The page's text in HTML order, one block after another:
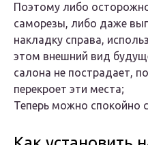
Поэтому либо
саморезы, либо даже
накладку справа,
этом внешний вид
салона не пострадает,
перекроет эти места;
Теперь можно спокойно